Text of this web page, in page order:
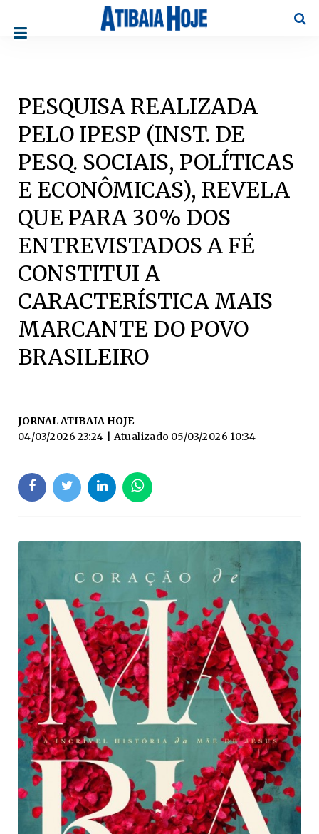
PESQUISA REALIZADA
PELO IPESP (INST. DE
PESQ. SOCIAIS, POLÍTICAS
E ECONÔMICAS), REVELA
QUE PARA 30% DOS
ENTREVISTADOS A FÉ
CONSTITUI A
CARACTERÍSTICA MAIS
MARCANTE DO POVO
BRASILEIRO
JORNAL ATIBAIA HOJE
04/03/2026 23:24
| Atualizado 05/03/2026 10:34